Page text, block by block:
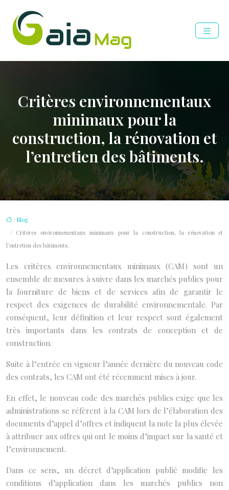
Critères environnementaux
minimaux pour la
construction, la rénovation et
l’entretien des bâtiments.
/ Blog
/ Critères environnementaux minimaux pour la construction, la rénovation et
l’entretien des bâtiments.
Les critères environnementaux minimaux (CAM) sont un
ensemble de mesures à suivre dans les marchés publics pour
la fourniture de biens et de services afin de garantir le
respect des exigences de durabilité environnementale. Par
conséquent, leur définition et leur respect sont également
très importants dans les contrats de conception et de
construction.
Suite à l’entrée en vigueur l’année dernière du nouveau code
des contrats, les CAM ont été récemment mises à jour.
En effet, le nouveau code des marchés publics exige que les
administrations se réfèrent à la CAM lors de l’élaboration des
documents d’appel d’offres et indiquent la note la plus élevée
à attribuer aux offres qui ont le moins d’impact sur la santé et
l’environnement.
Dans ce sens, un décret d’application publié modifie les
conditions d’application dans les marchés publics non